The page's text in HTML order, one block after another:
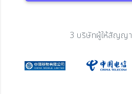
3 บริษัทผู้ให้สัญญ